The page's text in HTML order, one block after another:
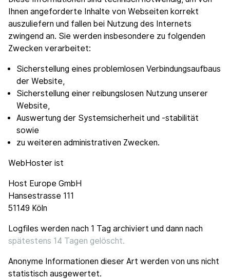
Ihnen angeforderte Inhalte von Webseiten korrekt
auszuliefern und fallen bei Nutzung des Internets
zwingend an. Sie werden insbesondere zu folgenden
Zwecken verarbeitet:
Sicherstellung eines problemlosen Verbindungsaufbaus
der Website,
Sicherstellung einer reibungslosen Nutzung unserer
Website,
Auswertung der Systemsicherheit und -stabilität
sowie
zu weiteren administrativen Zwecken.
WebHoster ist
Host Europe GmbH
Hansestrasse 111
51149 Köln
Logfiles werden nach 1 Tag archiviert und dann nach
spätestens 14 Tagen gelöscht.
Anonyme Informationen dieser Art werden von uns nicht
statistisch ausgewertet.